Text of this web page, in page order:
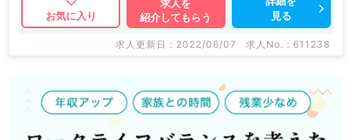
お気に入り
求人を
紹介してもらう
見る
求人更新日 : 2022/06/07 求人No. : 611238